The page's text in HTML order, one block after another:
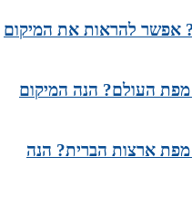
אפשר להראות את המיקום
מפת העולם? הנה המיקום
מפת ארצות הברית? הנה